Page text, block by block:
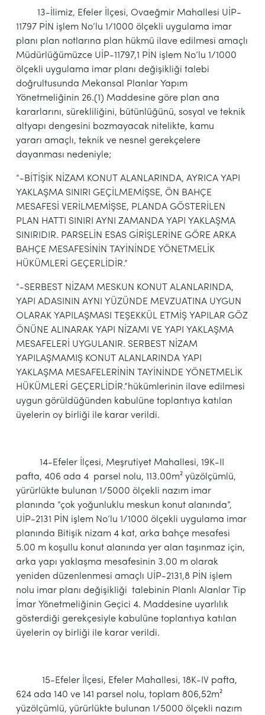
13-İlimiz, Efeler İlçesi, Ovaeğmir Mahallesi UİP-
11797 PİN işlem No’lu 1/1000 ölçekli uygulama imar
planı plan notlarına plan hükmü ilave edilmesi amaçlı
Müdürlüğümüzce UİP-11797,1 PİN işlem No’lu 1/1000
ölçekli uygulama imar planı değişikliği talebi
doğrultusunda Mekansal Planlar Yapım
Yönetmeliğinin 26.(1) Maddesine göre plan ana
kararlarını, sürekliliğini, bütünlüğünü, sosyal ve teknik
altyapı dengesini bozmayacak nitelikte, kamu
yararı amaçlı, teknik ve nesnel gerekçelere
dayanması nedeniyle;
“-BİTİŞİK NİZAM KONUT ALANLARINDA, AYRICA YAPI
YAKLAŞMA SINIRI GEÇİLMEMİŞSE, ÖN BAHÇE
MESAFESİ VERİLMEMİŞSE, PLANDA GÖSTERİLEN
PLAN HATTI SINIRI AYNI ZAMANDA YAPI YAKLAŞMA
SINIRIDIR. PARSELİN ESAS GİRİŞLERİNE GÖRE ARKA
BAHÇE MESAFESİNİN TAYİNİNDE YÖNETMELİK
HÜKÜMLERİ GEÇERLİDİR.“
“-SERBEST NİZAM MESKUN KONUT ALANLARINDA,
YAPI ADASININ AYNI YÜZÜNDE MEVZUATINA UYGUN
OLARAK YAPILAŞMASI TEŞEKKÜL ETMİŞ YAPILAR GÖZ
ÖNÜNE ALINARAK YAPI NİZAMI VE YAPI YAKLAŞMA
MESAFELERİ UYGULANIR. SERBEST NİZAM
YAPILAŞMAMIŞ KONUT ALANLARINDA YAPI
YAKLAŞMA MESAFELERİNİN TAYİNİNDE YÖNETMELİK
HÜKÜMLERİ GEÇERLİDİR.”hükümlerinin ilave edilmesi
uygun görüldüğünden kabulüne toplantıya katılan
üyelerin oy birliği ile karar verildi.
14-Efeler İlçesi, Meşrutiyet Mahallesi, 19K-II
pafta, 406 ada 4 parsel nolu, 113.00m² yüzölçümlü,
yürürlükte bulunan 1/5000 ölçekli nazım imar
planında “çok yoğunluklu meskun konut alanında”,
UİP-2131 PİN işlem No’lu 1/1000 ölçekli uygulama imar
planında Bitişik nizam 4 kat, arka bahçe mesafesi
5.00 m koşullu konut alanında yer alan taşınmaz için,
arka yapı yaklaşma mesafesinin 3.00 m olarak
yeniden düzenlenmesi amaçlı UİP-2131,8 PİN işlem
nolu imar planı değişikliği talebinin Planlı Alanlar Tip
İmar Yönetmeliğinin Geçici 4. Maddesine uyarlılık
gösterdiği gerekçesiyle kabulüne toplantıya katılan
üyelerin oy birliği ile karar verildi.
15-Efeler İlçesi, Efeler Mahallesi, 18K-IV pafta,
624 ada 140 ve 141 parsel nolu, toplam 806,52m²
yüzölçümlü, yürürlükte bulunan 1/5000 ölçekli nazım